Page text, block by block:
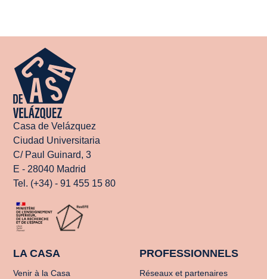
Casa de Velázquez
Ciudad Universitaria
C/ Paul Guinard, 3
E - 28040 Madrid
Tel. (+34) - 91 455 15 80
LA CASA
Venir à la Casa
PROFESSIONNELS
Réseaux et partenaires